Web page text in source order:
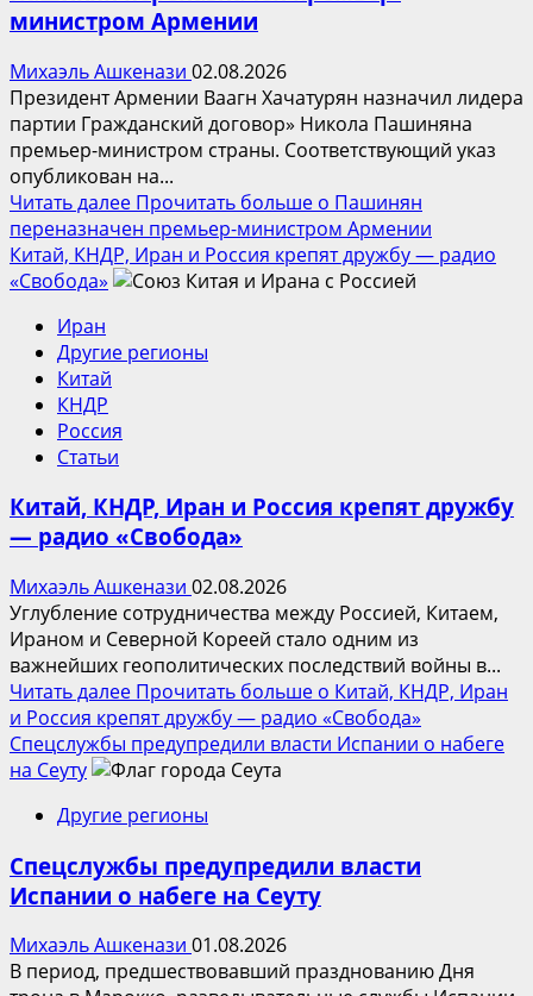
министром Армении
Михаэль Ашкенази 02.08.2026
Президент Армении Ваагн Хачатурян назначил лидера
партии Гражданский договор» Никола Пашиняна
премьер-министром страны. Соответствующий указ
опубликован на...
Читать далее Прочитать больше о Пашинян
переназначен премьер-министром Армении
Китай, КНДР, Иран и Россия крепят дружбу — радио
«Свобода»
Иран
Другие регионы
Китай
КНДР
Россия
Статьи
Китай, КНДР, Иран и Россия крепят дружбу
— радио «Свобода»
Михаэль Ашкенази 02.08.2026
Углубление сотрудничества между Россией, Китаем,
Ираном и Северной Кореей стало одним из
важнейших геополитических последствий войны в...
Читать далее Прочитать больше о Китай, КНДР, Иран
и Россия крепят дружбу — радио «Свобода»
Спецслужбы предупредили власти Испании о набеге
на Сеуту
Другие регионы
Спецслужбы предупредили власти
Испании о набеге на Сеуту
Михаэль Ашкенази 01.08.2026
В период, предшествовавший празднованию Дня